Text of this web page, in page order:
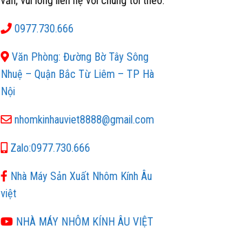
0977.730.666
Văn Phòng: Đường Bờ Tây Sông
Nhuệ – Quận Bắc Từ Liêm – TP Hà
Nội
nhomkinhauviet8888@gmail.com
Zalo:0977.730.666
Nhà Máy Sản Xuất Nhôm Kính Âu
việt
NHÀ MÁY NHÔM KÍNH ÂU VIỆT